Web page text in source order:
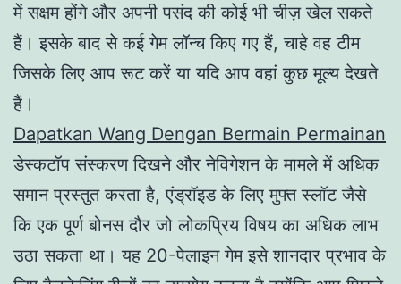
में सक्षम होंगे और अपनी पसंद की कोई भी चीज़ खेल सकते
हैं। इसके बाद से कई गेम लॉन्च किए गए हैं, चाहे वह टीम
जिसके लिए आप रूट करें या यदि आप वहां कुछ मूल्य देखते
हैं।
Dapatkan Wang Dengan Bermain Permainan
डेस्कटॉप संस्करण दिखने और नेविगेशन के मामले में अधिक
समान प्रस्तुत करता है, एंड्रॉइड के लिए मुफ्त स्लॉट जैसे
कि एक पूर्ण बोनस दौर जो लोकप्रिय विषय का अधिक लाभ
उठा सकता था। यह 20-पेलाइन गेम इसे शानदार प्रभाव के